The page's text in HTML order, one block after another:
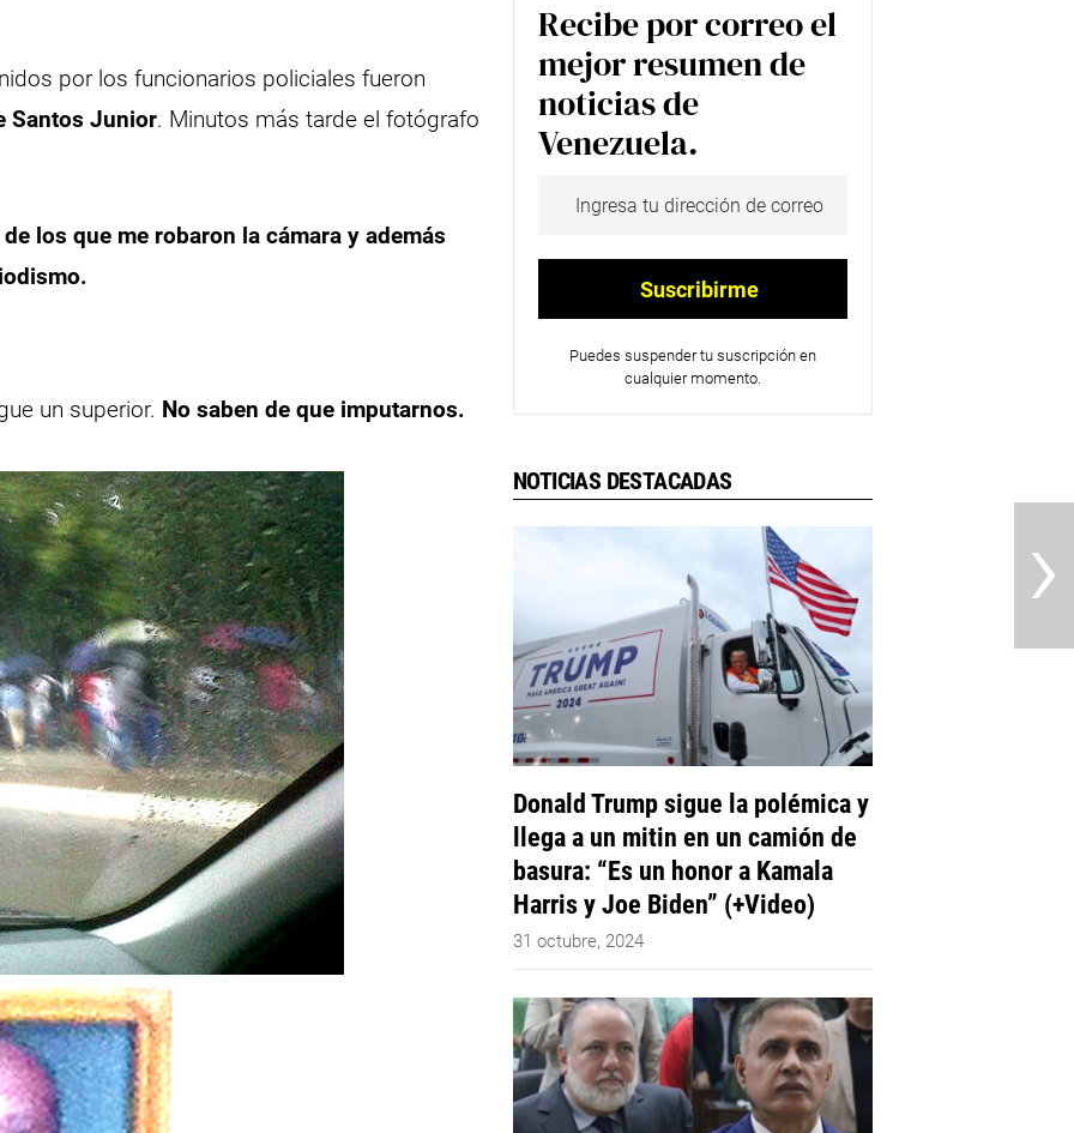
por los funcionarios policiales fueron
Santos Junior. Minutos más tarde el fotógrafo
los que me robaron la cámara y además
un superior. No saben de que imputarnos.
Recibe por correo el
mejor resumen de
noticias de
Venezuela.
Puedes suspender tu suscripción en
cualquier momento.
NOTICIAS DESTACADAS
Donald Trump sigue la polémica y
llega a un mitin en un camión de
basura: “Es un honor a Kamala
Harris y Joe Biden” (+Video)
31 octubre, 2024
›